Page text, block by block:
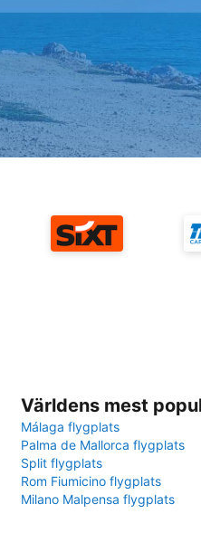
Världens mest
Málaga flygplats
Palma de Mallorca flygplats
Split flygplats
Rom Fiumicino flygplats
Milano Malpensa flygplats